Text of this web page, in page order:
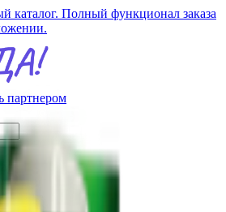
каталог. Полный функционал заказа
партнером